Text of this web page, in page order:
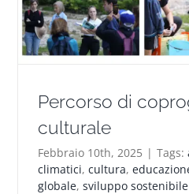
Percorso di
culturale
Febbraio 10th, 2025 | Tags:
climatici,cultura,
globale,sviluppo sostenibile